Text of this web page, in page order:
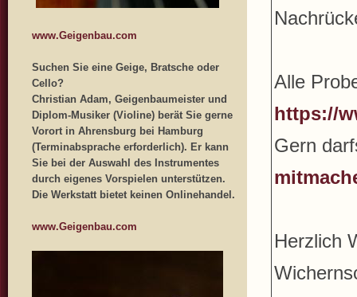
Alle
https://
Gern
Herzlich
www.Geigenbau.com
Suchen Sie eine Geige, Bratsche oder
Cello?
Christian Adam, Geigenbaumeister und
Diplom-Musiker (Violine) berät Sie gerne
Vorort in Ahrensburg bei Hamburg
(Terminabsprache erforderlich). Er kann
Sie bei der Auswahl des Instrumentes
durch eigenes Vorspielen unterstützen.
Die Werkstatt bietet keinen Onlinehandel.
www.Geigenbau.com